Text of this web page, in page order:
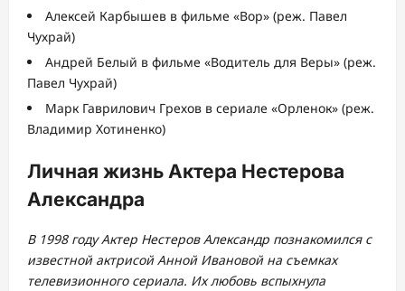
Алексей Карбышев в фильме «Вор» (реж. Павел
Чухрай)
Андрей Белый в фильме «Водитель для Веры» (реж.
Павел Чухрай)
Марк Гаврилович Грехов в сериале «Орленок» (реж.
Владимир Хотиненко)
Личная жизнь Актера Нестерова
Александра
В 1998 году Актер Нестеров Александр познакомился с
известной актрисой Анной Ивановой на съемках
телевизионного сериала. Их любовь вспыхнула